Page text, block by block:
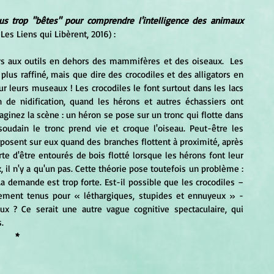
Sommes-nous trop "bêtes" pour comprendre l'intelligence des animaux
Liens qui Libèrent, 2016) :
raffiné, mais que dire des crocodiles et des alligators en
leurs museaux ! Les crocodiles le font surtout dans les lacs
nidification, quand les hérons et autres échassiers ont
la scène : un héron se pose sur un tronc qui flotte dans
le tronc prend vie et croque l'oiseau. Peut-être les
sur eux quand des branches flottent à proximité, après
d'être entourés de bois flotté lorsque les hérons font leur
n'y a qu'un pas. Cette théorie pose toutefois un problème :
demande est trop forte. Est-il possible que les crocodiles –
tenus pour « léthargiques, stupides et ennuyeux » -
? Ce serait une autre vague cognitive spectaculaire, qui
*